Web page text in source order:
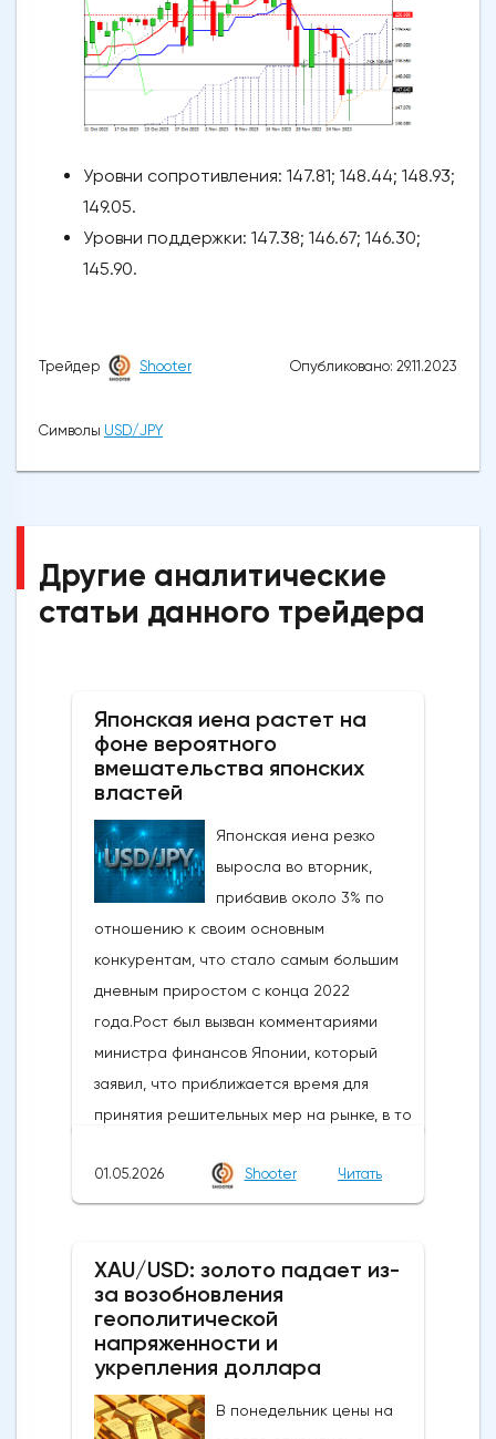
Уровни сопротивления: 147.81; 148.44; 148.93;
149.05.
Уровни поддержки: 147.38; 146.67; 146.30;
145.90.
Трейдер Shooter Опубликовано: 29.11.2023
Символы USD/JPY
Другие аналитические
статьи данного трейдера
Японская иена растет на
фоне вероятного
вмешательства японских
властей
Японская иена резко
выросла во вторник,
прибавив около 3% по
отношению к своим основным
конкурентам, что стало самым большим
дневным приростом с конца 2022
года.Рост был вызван комментариями
министра финансов Японии, который
заявил, что приближается время для
принятия решительных мер на рынке, в то
ссылкой на правительство и центральный
банк говорилось, что японские власти
поддержать иену, которая достигла самых
низких уровней с середины 2024 года,
когда проводилась последняя
интервенция. произошло.Сегодняшние
действия следуют недавнему сообщению
о готовности властей вмешаться, когда
01.05.2026 Shooter Читать
XAU/USD: золото падает из-
за возобновления
геополитической
напряженности и
укрепления доллара
В понедельник цены на